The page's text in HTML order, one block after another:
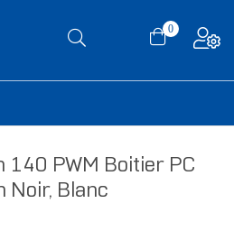
0
140 PWM Boitier PC
Noir, Blanc